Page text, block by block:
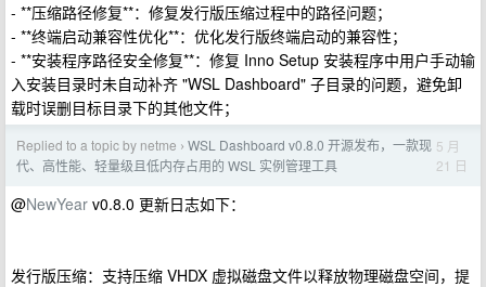
- **压缩路径修复**：修复发行版压缩过程中的路径问题；
- **终端启动兼容性优化**：优化发行版终端启动的兼容性；
- **安装程序路径安全修复**：修复 Inno Setup 安装程序中用户手动输
入安装目录时未自动补齐 "WSL Dashboard" 子目录的问题，避免卸
载时误删目标目录下的其他文件；
Replied to a topic by netme › WSL Dashboard v0.8.0 开源发布，一款现
代、高性能、轻量级且低内存占用的 WSL 实例管理工具
5 月
21 日
@NewYear v0.8.0 更新日志如下：
发行版压缩：支持压缩 VHDX 虚拟磁盘文件以释放物理磁盘空间，提